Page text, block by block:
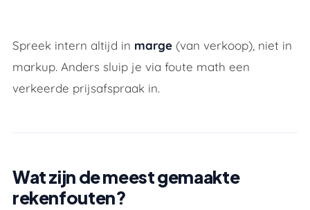
Spreek intern altijd in marge(van verkoop), niet in
markup. Anders sluip je via foute math een
verkeerde prijsafspraak in.
Wat zijn de meest gemaakte
rekenfouten?